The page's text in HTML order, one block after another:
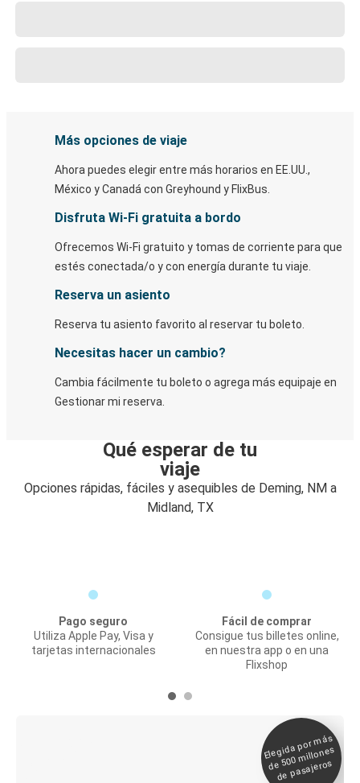
Más opciones de viaje
Ahora puedes elegir entre más horarios en EE.UU.,
México y Canadá con Greyhound y FlixBus.
Disfruta Wi-Fi gratuita a bordo
Ofrecemos Wi-Fi gratuito y tomas de corriente para que
estés conectada/o y con energía durante tu viaje.
Reserva un asiento
Reserva tu asiento favorito al reservar tu boleto.
Necesitas hacer un cambio?
Cambia fácilmente tu boleto o agrega más equipaje en
Gestionar mi reserva.
Qué esperar de tu
viaje
Opciones rápidas, fáciles y asequibles de Deming, NM a
Midland, TX
Pago seguro
Utiliza Apple Pay, Visa y
tarjetas internacionales
Fácil de comprar
Consigue tus billetes online,
en nuestra app o en una
Flixshop
Elegida por
más
de 500
millones
de pasajeros